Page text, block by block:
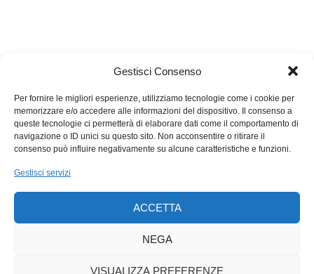
Gestisci Consenso
Per fornire le migliori esperienze, utilizziamo tecnologie come i cookie per
memorizzare e/o accedere alle informazioni del dispositivo. Il consenso a
queste tecnologie ci permetterà di elaborare dati come il comportamento di
navigazione o ID unici su questo sito. Non acconsentire o ritirare il
consenso può influire negativamente su alcune caratteristiche e funzioni.
Gestisci servizi
ACCETTA
NEGA
VISUALIZZA PREFERENZE